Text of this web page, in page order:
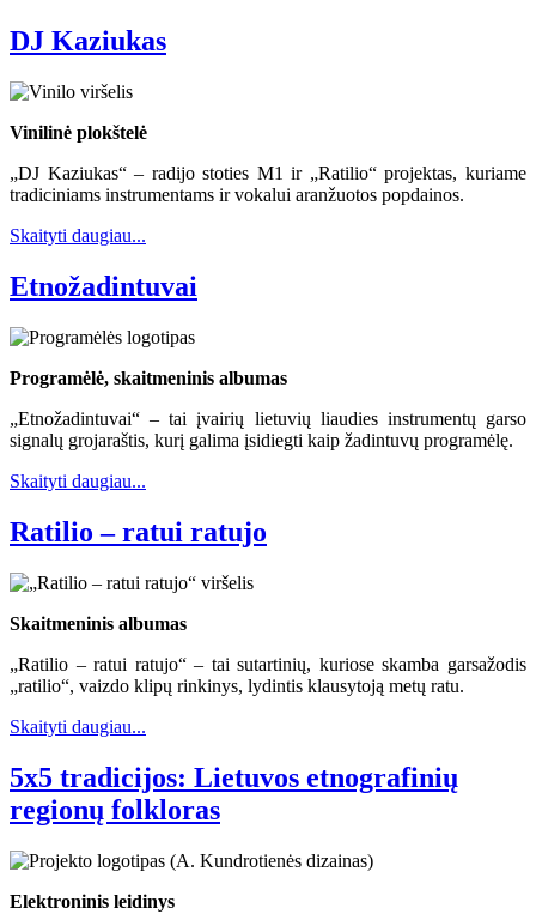
DJ Kaziukas
Vinilinė plokštelė
„DJ Kaziukas“ – radijo stoties M1 ir „Ratilio“ projektas, kuriame
tradiciniams instrumentams ir vokalui aranžuotos popdainos.
Skaityti daugiau...
Etnožadintuvai
Programėlė, skaitmeninis albumas
„Etnožadintuvai“ – tai įvairių lietuvių liaudies instrumentų garso
signalų grojaraštis, kurį galima įsidiegti kaip žadintuvų programėlę.
Skaityti daugiau...
Ratilio – ratui ratujo
Skaitmeninis albumas
„Ratilio – ratui ratujo“ – tai sutartinių, kuriose skamba garsažodis
„ratilio“, vaizdo klipų rinkinys, lydintis klausytoją metų ratu.
Skaityti daugiau...
5x5 tradicijos: Lietuvos etnografinių
regionų folkloras
Elektroninis leidinys